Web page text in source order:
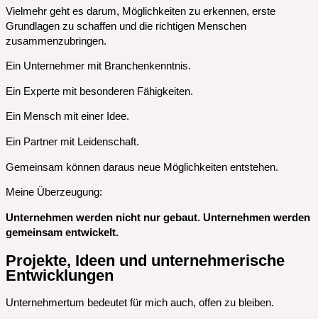
Vielmehr geht es darum, Möglichkeiten zu erkennen, erste
Grundlagen zu schaffen und die richtigen Menschen
zusammenzubringen.
Ein Unternehmer mit Branchenkenntnis.
Ein Experte mit besonderen Fähigkeiten.
Ein Mensch mit einer Idee.
Ein Partner mit Leidenschaft.
Gemeinsam können daraus neue Möglichkeiten entstehen.
Meine Überzeugung:
Unternehmen werden nicht nur gebaut. Unternehmen werden
gemeinsam entwickelt.
Projekte, Ideen und unternehmerische
Entwicklungen
Unternehmertum bedeutet für mich auch, offen zu bleiben.